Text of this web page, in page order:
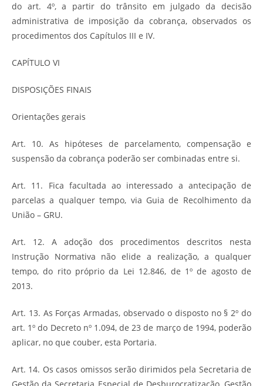
do art. 4º, a partir do trânsito em julgado da decisão
administrativa de imposição da cobrança, observados os
procedimentos dos Capítulos III e IV.
CAPÍTULO VI
DISPOSIÇÕES FINAIS
Orientações gerais
Art. 10. As hipóteses de parcelamento, compensação e
suspensão da cobrança poderão ser combinadas entre si.
Art. 11. Fica facultada ao interessado a antecipação de
parcelas a qualquer tempo, via Guia de Recolhimento da
União – GRU.
Art. 12. A adoção dos procedimentos descritos nesta
Instrução Normativa não elide a realização, a qualquer
tempo, do rito próprio da Lei 12.846, de 1º de agosto de
2013.
Art. 13. As Forças Armadas, observado o disposto no § 2º do
art. 1º do Decreto nº 1.094, de 23 de março de 1994, poderão
aplicar, no que couber, esta Portaria.
Art. 14. Os casos omissos serão dirimidos pela Secretaria de